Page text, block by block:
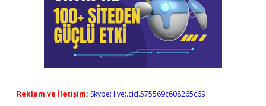
Reklam ve İletişim: Skype: live:.cid.575569c608265c69